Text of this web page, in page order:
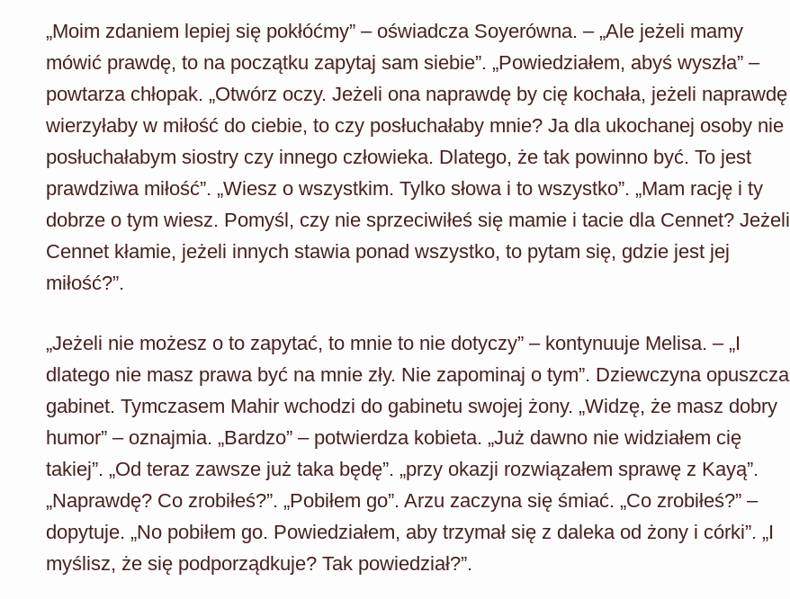
„Moim zdaniem lepiej się pokłóćmy” – oświadcza Soyerówna. – „Ale jeżeli mamy
mówić prawdę, to na początku zapytaj sam siebie”. „Powiedziałem, abyś wyszła” –
powtarza chłopak. „Otwórz oczy. Jeżeli ona naprawdę by cię kochała, jeżeli naprawdę
wierzyłaby w miłość do ciebie, to czy posłuchałaby mnie? Ja dla ukochanej osoby nie
posłuchałabym siostry czy innego człowieka. Dlatego, że tak powinno być. To jest
prawdziwa miłość”. „Wiesz o wszystkim. Tylko słowa i to wszystko”. „Mam rację i ty
dobrze o tym wiesz. Pomyśl, czy nie sprzeciwiłeś się mamie i tacie dla Cennet? Jeżeli
Cennet kłamie, jeżeli innych stawia ponad wszystko, to pytam się, gdzie jest jej
miłość?”.
„Jeżeli nie możesz o to zapytać, to mnie to nie dotyczy” – kontynuuje Melisa. – „I
dlatego nie masz prawa być na mnie zły. Nie zapominaj o tym”. Dziewczyna opuszcza
gabinet. Tymczasem Mahir wchodzi do gabinetu swojej żony. „Widzę, że masz dobry
humor” – oznajmia. „Bardzo” – potwierdza kobieta. „Już dawno nie widziałem cię
takiej”. „Od teraz zawsze już taka będę”. „przy okazji rozwiązałem sprawę z Kayą”.
„Naprawdę? Co zrobiłeś?”. „Pobiłem go”. Arzu zaczyna się śmiać. „Co zrobiłeś?” –
dopytuje. „No pobiłem go. Powiedziałem, aby trzymał się z daleka od żony i córki”. „I
myślisz, że się podporządkuje? Tak powiedział?”.